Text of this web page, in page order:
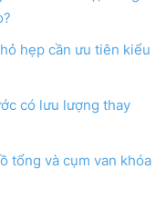
hẹp cần ưu tiên kiểu
có lưu lượng thay
tổng và cụm van khóa